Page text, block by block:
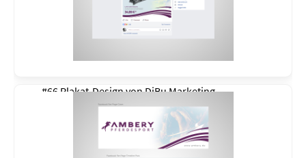
#66 Plakat-Design vonDiBu Marketing